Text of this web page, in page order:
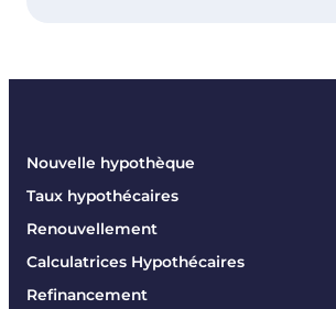
Nouvelle hypothèque
Taux hypothécaires
Renouvellement
Calculatrices Hypothécaires
Refinancement